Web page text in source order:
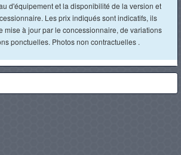
d'équipement et la disponibilité de la version et
Les prix indiqués sont indicatifs, ils
mise à jour par le concessionnaire, de variations
ponctuelles. Photos non contractuelles .